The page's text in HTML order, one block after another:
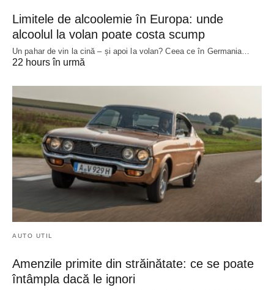
Limitele de alcoolemie în Europa: unde
alcoolul la volan poate costa scump
Un pahar de vin la cină – și apoi la volan? Ceea ce în Germania…
22 hours în urmă
AUTO UTIL
Amenzile primite din străinătate: ce se poate
întâmpla dacă le ignori